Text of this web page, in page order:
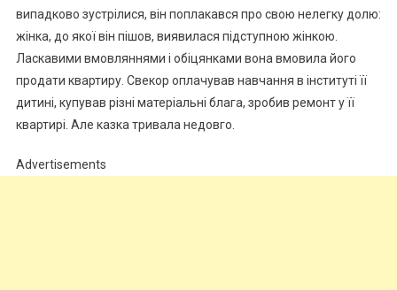
випадково зустрілися, він поплакався про свою нелегку долю:
жінка, до якої він пішов, виявилася підступною жінкою.
Ласкавими вмовляннями і обіцянками вона вмовила його
продати квартиру. Свекор оплачував навчання в інституті її
дитині, купував різні матеріальні блага, зробив ремонт у її
квартирі. Але казка тривала недовго.
Advertisements